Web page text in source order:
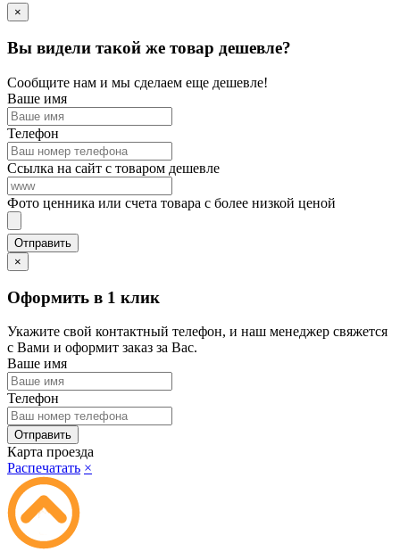
×
Вы видели такой же товар дешевле?
Сообщите нам и мы сделаем еще дешевле!
Ваше имя
Телефон
Ссылка на сайт с товаром дешевле
Фото ценника или счета товара с более низкой ценой
×
Оформить в 1 клик
Укажите свой контактный телефон, и наш менеджер свяжется
с Вами и оформит заказ за Вас.
Ваше имя
Телефон
Карта проезда
Распечатать ×